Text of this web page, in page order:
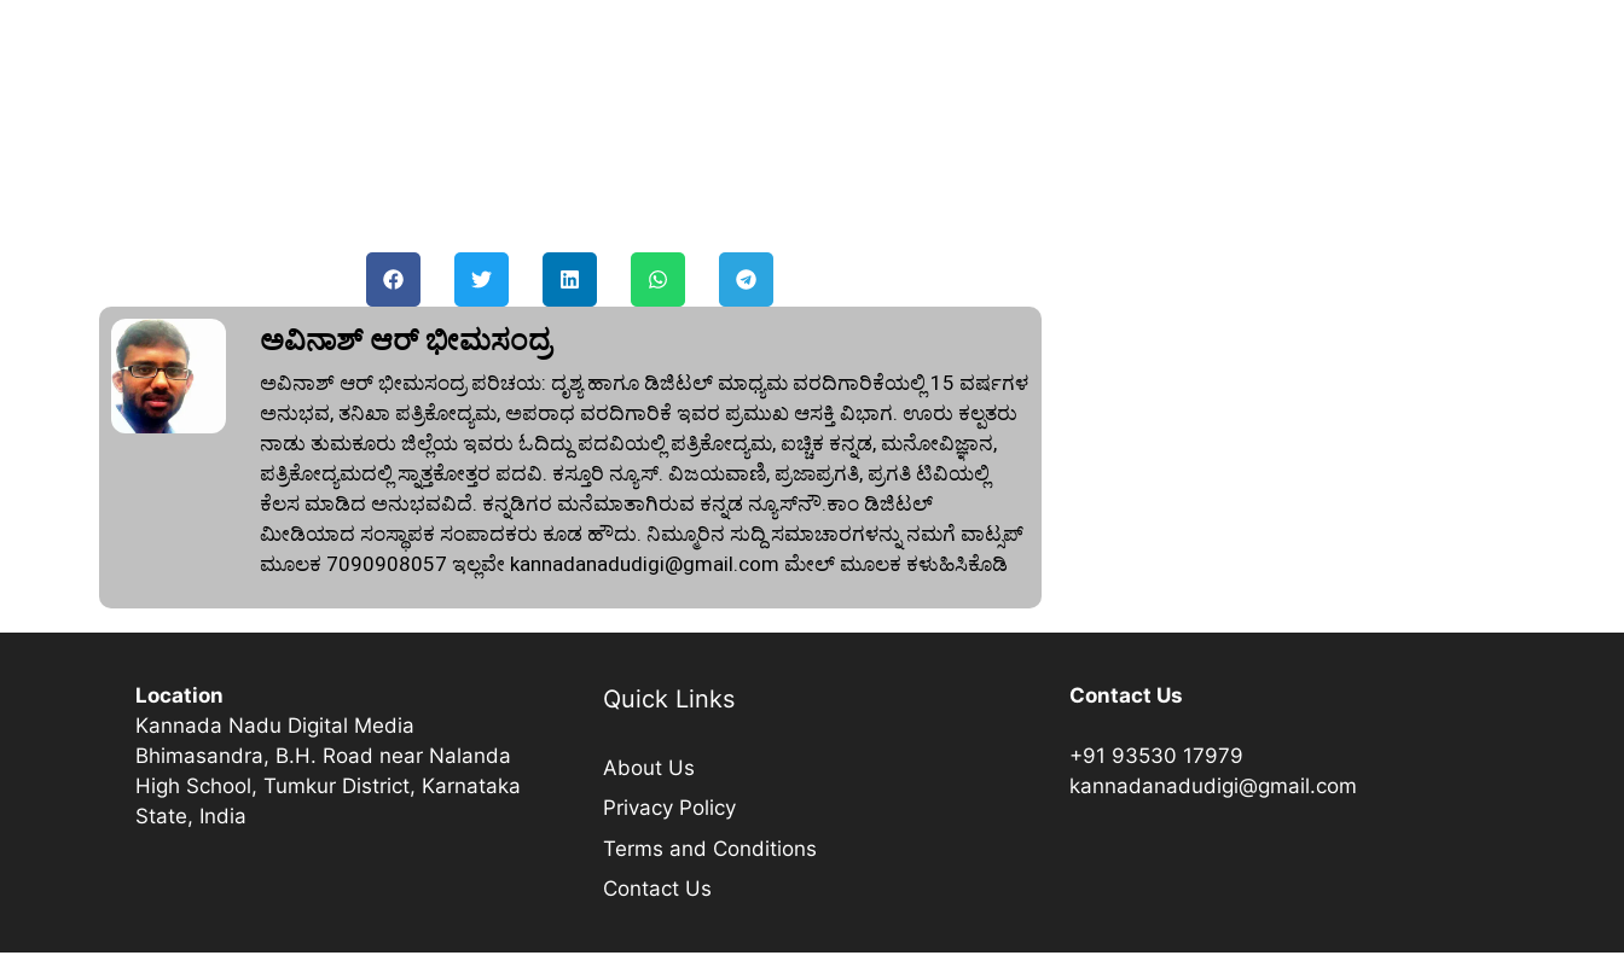
ಅವಿನಾಶ್‌ ಆರ್‌ ಭೀಮಸಂದ್ರ
ಅವಿನಾಶ್‌ ಆರ್‌ ಭೀಮಸಂದ್ರ ಪರಿಚಯ: ದೃಶ್ಯ ಹಾಗೂ ಡಿಜಿಟಲ್ ಮಾಧ್ಯಮ ವರದಿಗಾರಿಕೆಯಲ್ಲಿ 15 ವರ್ಷಗಳ
ಅನುಭವ, ತನಿಖಾ ಪತ್ರಿಕೋದ್ಯಮ, ಅಪರಾಧ ವರದಿಗಾರಿಕೆ ಇವರ ಪ್ರಮುಖ ಆಸಕ್ತಿ ವಿಭಾಗ. ಊರು ಕಲ್ಪತರು
ನಾಡು ತುಮಕೂರು ಜಿಲ್ಲೆಯ ಇವರು ಓದಿದ್ದು ಪದವಿಯಲ್ಲಿ ಪತ್ರಿಕೋದ್ಯಮ, ಐಚ್ಚಿಕ ಕನ್ನಡ, ಮನೋವಿಜ್ಞಾನ,
ಪತ್ರಿಕೋದ್ಯಮದಲ್ಲಿ ಸ್ನಾತ್ತಕೋತ್ತರ ಪದವಿ. ಕಸ್ತೂರಿ ನ್ಯೂಸ್‌. ವಿಜಯವಾಣಿ, ಪ್ರಜಾಪ್ರಗತಿ, ಪ್ರಗತಿ ಟಿವಿಯಲ್ಲಿ
ಕೆಲಸ ಮಾಡಿದ ಅನುಭವವಿದೆ. ಕನ್ನಡಿಗರ ಮನೆಮಾತಾಗಿರುವ ಕನ್ನಡ ನ್ಯೂಸ್‌ನೌ.ಕಾಂ ಡಿಜಿಟಲ್‌
ಮೀಡಿಯಾದ ಸಂಸ್ಥಾಪಕ ಸಂಪಾದಕರು ಕೂಡ ಹೌದು. ನಿಮ್ಮೂರಿನ ಸುದ್ದಿ ಸಮಾಚಾರಗಳನ್ನು ನಮಗೆ ವಾಟ್ಸಪ್‌
ಮೂಲಕ 7090908057 ಇಲ್ಲವೇ kannadanadudigi@gmail.com ಮೇಲ್‌ ಮೂಲಕ ಕಳುಹಿಸಿಕೊಡಿ
Location
Kannada Nadu Digital Media
Bhimasandra, B.H. Road near Nalanda
High School, Tumkur District, Karnataka
State, India
Quick Links
About Us
Privacy Policy
Terms and Conditions
Contact Us
Contact Us
+91 93530 17979
kannadanadudigi@gmail.com